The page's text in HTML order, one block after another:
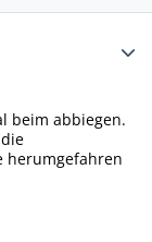
beim abbiegen.
herumgefahren